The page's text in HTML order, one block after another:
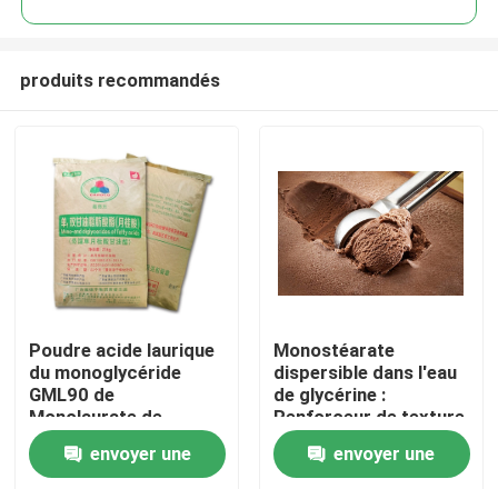
produits recommandés
Poudre acide laurique
du monoglycéride
GML90 de
Monolaurate de
glycérol pour la
nourritureenvoyer une
Monostéarate
dispersible dans l'eau
de glycérine :
Renforceur de texture
de crème glacée pour
les festins surgelés
crémeux et doux
envoyer une